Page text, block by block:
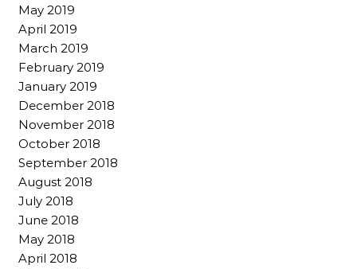
May 2019
April 2019
March 2019
February 2019
January 2019
December 2018
November 2018
October 2018
September 2018
August 2018
July 2018
June 2018
May 2018
April 2018